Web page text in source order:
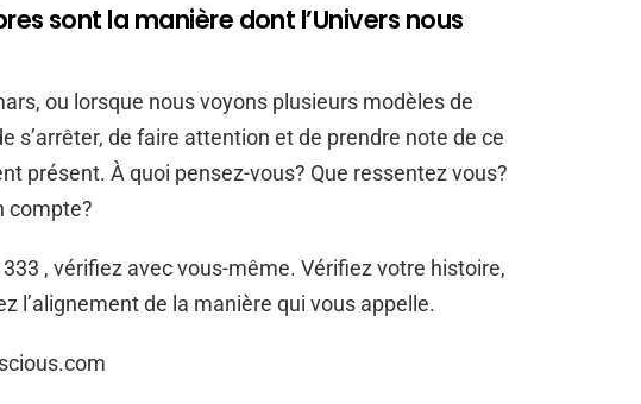
sont la manière dont l’Univers nous
ou lorsque nous voyons plusieurs modèles de
s’arrêter, de faire attention et de prendre note de ce
présent. À quoi pensez-vous? Que ressentez vous?
compte?
, vérifiez avec vous-même. Vérifiez votre histoire,
l’alignement de la manière qui vous appelle.